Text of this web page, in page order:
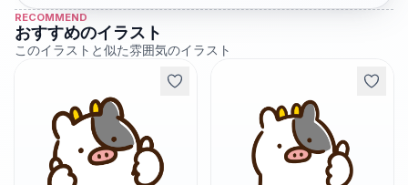
RECOMMEND
おすすめのイラスト
このイラストと似た雰囲気のイラスト